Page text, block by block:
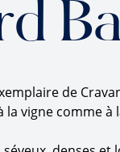
de
vigne comme à